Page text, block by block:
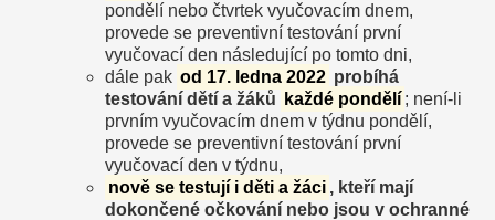
pondělí nebo čtvrtek vyučovacím dnem,
provede se preventivní testování první
vyučovací den následující po tomto dni,
dále pak od 17. ledna 2022 probíhá
testování dětí a žáků
každé pondělí ; není-li
prvním vyučovacím dnem v týdnu pondělí,
provede se preventivní testování první
vyučovací den v týdnu,
nově se testují i děti a žáci , kteří mají
dokončené očkování nebo jsou v ochranné